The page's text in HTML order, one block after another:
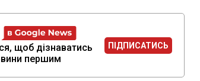
щоб дізнаватись
першим
ПІДПИСАТИСЬ